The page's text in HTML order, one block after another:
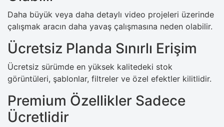
Daha büyük veya daha detaylı video projeleri üzerinde
çalışmak aracın daha yavaş çalışmasına neden olabilir.
Ücretsiz Planda Sınırlı Erişim
Ücretsiz sürümde en yüksek kalitedeki stok
görüntüleri, şablonlar, filtreler ve özel efektler kilitlidir.
Premium Özellikler Sadece
Ücretlidir